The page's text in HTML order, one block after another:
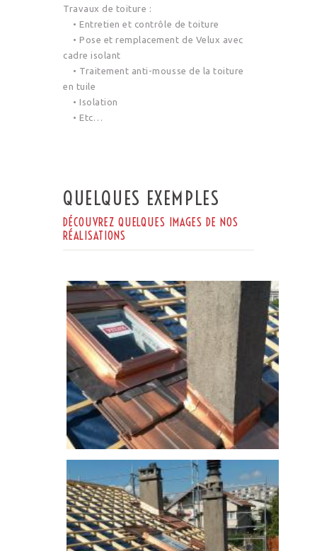
Travaux de toiture :
• Entretien et contrôle de toiture
• Pose et remplacement de Velux avec
cadre isolant
• Traitement anti-mousse de la toiture
en tuile
• Isolation
• Etc…
QUELQUES EXEMPLES
DÉCOUVREZ QUELQUES IMAGES DE NOS
RÉALISATIONS